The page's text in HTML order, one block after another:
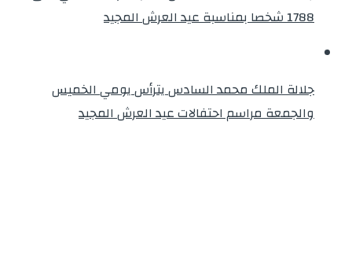
1788 شخصا بمناسبة عيد العرش المجيد
جلالة الملك محمد السادس يترأس يومي الخميس
والجمعة مراسم احتفالات عيد العرش المجيد